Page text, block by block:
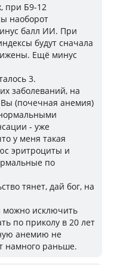
при Б9-12
наоборот
балл ИИ. При
будут сначала
Ещё минус
3.
заболеваний, на
Вы (почечная анемия)
- уже
у меня такая
эритроциты и
по
тянет, дай бог, на
можно исключить
по приколу в 20 лет
анемию не
намного раньше.